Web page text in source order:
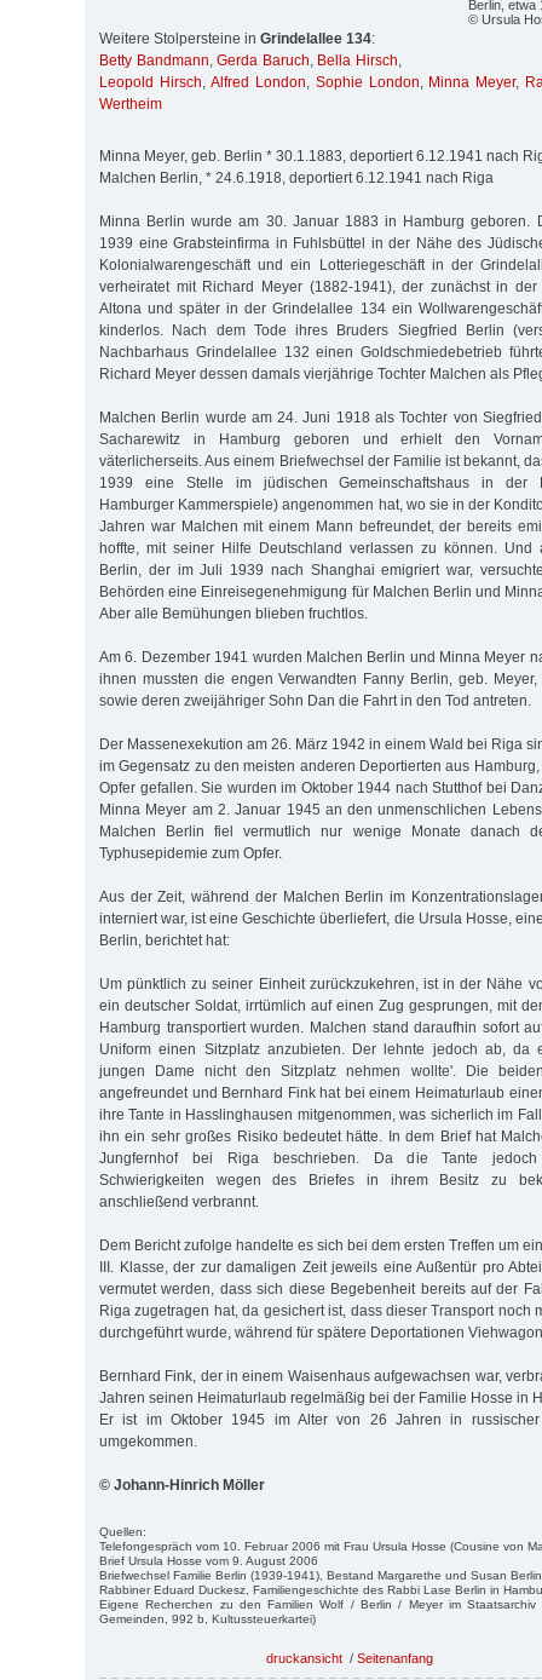
Berlin, etwa
© Ursula
Weitere Stolpersteine in Grindelallee 134:
Betty Bandmann,Gerda Baruch, Bella Hirsch,
Leopold Hirsch, Alfred London, Sophie London, Minna Meyer,
Wertheim
Minna Meyer, geb. Berlin * 30.1.1883, deportiert 6.12.1941 nach
Malchen Berlin, * 24.6.1918, deportiert 6.12.1941 nach Riga
Minna Berlin wurde am 30. Januar 1883 in Hamburg geboren.
1939 eine Grabsteinfirma in Fuhlsbüttel in der Nähe des
Kolonialwarengeschäft und ein Lotteriegeschäft in der
verheiratet mit Richard Meyer (1882-1941), der zunächst in
Altona und später in der Grindelallee 134 ein
kinderlos. Nach dem Tode ihres Bruders Siegfried Berlin
Nachbarhaus Grindelallee 132 einen Goldschmiedebetrieb
Richard Meyer dessen damals vierjährige Tochter Malchen als
Malchen Berlin wurde am 24. Juni 1918 als Tochter von
Sacharewitz in Hamburg geboren und erhielt den
väterlicherseits. Aus einem Briefwechsel der Familie ist bekannt,
1939 eine Stelle im jüdischen Gemeinschaftshaus in der
Hamburger Kammerspiele) angenommen hat, wo sie in der
Jahren war Malchen mit einem Mann befreundet, der bereits
hoffte, mit seiner Hilfe Deutschland verlassen zu können. Und
Berlin, der im Juli 1939 nach Shanghai emigriert war,
Behörden eine Einreisegenehmigung für Malchen Berlin und
Aber alle Bemühungen blieben fruchtlos.
Am 6. Dezember 1941 wurden Malchen Berlin und Minna Meyer
ihnen mussten die engen Verwandten Fanny Berlin, geb.
sowie deren zweijähriger Sohn Dan die Fahrt in den Tod antreten.
Der Massenexekution am 26. März 1942 in einem Wald bei Riga
im Gegensatz zu den meisten anderen Deportierten aus
Opfer gefallen. Sie wurden im Oktober 1944 nach Stutthof bei
Minna Meyer am 2. Januar 1945 an den unmenschlichen
Malchen Berlin fiel vermutlich nur wenige Monate danach
Typhusepidemie zum Opfer.
Aus der Zeit, während der Malchen Berlin im
interniert war, ist eine Geschichte überliefert, die Ursula Hosse,
Berlin, berichtet hat:
Um pünktlich zu seiner Einheit zurückzukehren, ist in der Nähe
ein deutscher Soldat, irrtümlich auf einen Zug gesprungen, mit
Hamburg transportiert wurden. Malchen stand daraufhin sofort
Uniform einen Sitzplatz anzubieten. Der lehnte jedoch ab, da
jungen Dame nicht den Sitzplatz nehmen wollte'. Die
angefreundet und Bernhard Fink hat bei einem Heimaturlaub
ihre Tante in Hasslinghausen mitgenommen, was sicherlich im
ihn ein sehr großes Risiko bedeutet hätte. In dem Brief hat
Jungfernhof bei Riga beschrieben. Da die Tante
Schwierigkeiten wegen des Briefes in ihrem Besitz zu
anschließend verbrannt.
Dem Bericht zufolge handelte es sich bei dem ersten Treffen um
III. Klasse, der zur damaligen Zeit jeweils eine Außentür pro
vermutet werden, dass sich diese Begebenheit bereits auf der
Riga zugetragen hat, da gesichert ist, dass dieser Transport noch
durchgeführt wurde, während für spätere Deportationen
Bernhard Fink, der in einem Waisenhaus aufgewachsen war,
Jahren seinen Heimaturlaub regelmäßig bei der Familie Hosse in
Er ist im Oktober 1945 im Alter von 26 Jahren in russischer
umgekommen.
© Johann-Hinrich Möller
Quellen:
Telefongespräch vom 10. Februar 2006 mit Frau Ursula Hosse (Cousine von
Brief Ursula Hosse vom 9. August 2006
Briefwechsel Familie Berlin (1939-1941), Bestand Margarethe und Susan
Rabbiner Eduard Duckesz, Familiengeschichte des Rabbi Lase Berlin in
Eigene Recherchen zu den Familien Wolf / Berlin / Meyer im Staatsarchiv
Gemeinden, 992 b, Kultussteuerkartei)
druckansicht / Seitenanfang